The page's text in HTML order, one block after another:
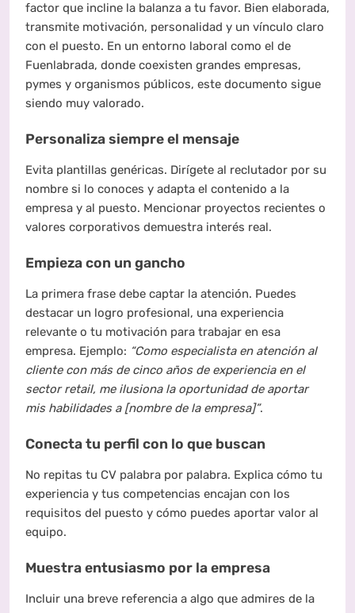
factor que incline la balanza a tu favor. Bien elaborada,
transmite motivación, personalidad y un vínculo claro
con el puesto. En un entorno laboral como el de
Fuenlabrada, donde coexisten grandes empresas,
pymes y organismos públicos, este documento sigue
siendo muy valorado.
Personaliza siempre el mensaje
Evita plantillas genéricas. Dirígete al reclutador por su
nombre si lo conoces y adapta el contenido a la
empresa y al puesto. Mencionar proyectos recientes o
valores corporativos demuestra interés real.
Empieza con un gancho
La primera frase debe captar la atención. Puedes
destacar un logro profesional, una experiencia
relevante o tu motivación para trabajar en esa
empresa. Ejemplo: “Como especialista en atención al
cliente con más de cinco años de experiencia en el
sector retail, me ilusiona la oportunidad de aportar
mis habilidades a [nombre de la empresa]”.
Conecta tu perfil con lo que buscan
No repitas tu CV palabra por palabra. Explica cómo tu
experiencia y tus competencias encajan con los
requisitos del puesto y cómo puedes aportar valor al
equipo.
Muestra entusiasmo por la empresa
Incluir una breve referencia a algo que admires de la